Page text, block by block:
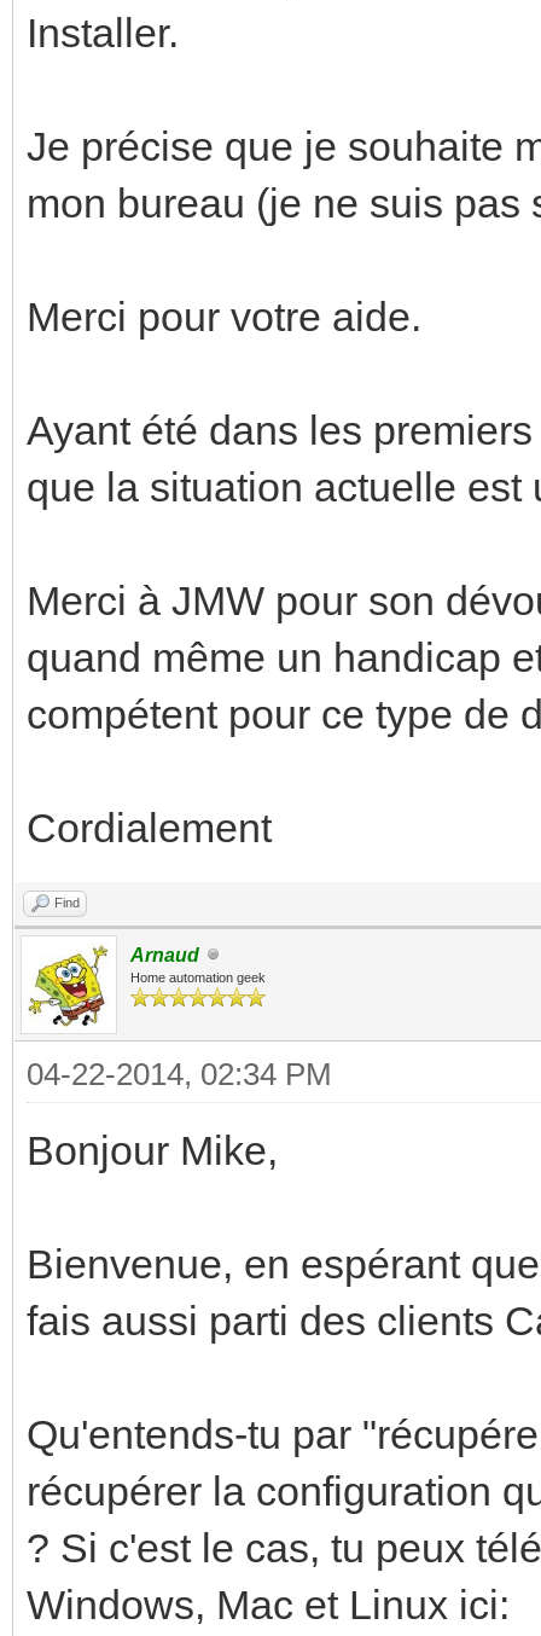
Installer.
Je précise que je souhaite
mon bureau (je ne suis pas
Merci pour votre aide.
Ayant été dans les
que la situation actuelle est
Merci à JMW pour son
quand même un handicap
compétent pour ce type de
Cordialement
Find
Arnaud
Home automation geek
04-22-2014, 02:34 PM
Bonjour Mike,
Bienvenue, en espérant
fais aussi parti des clients
Qu'entends-tu par
récupérer la configuration
? Si c'est le cas, tu peux
Windows, Mac et Linux ici: